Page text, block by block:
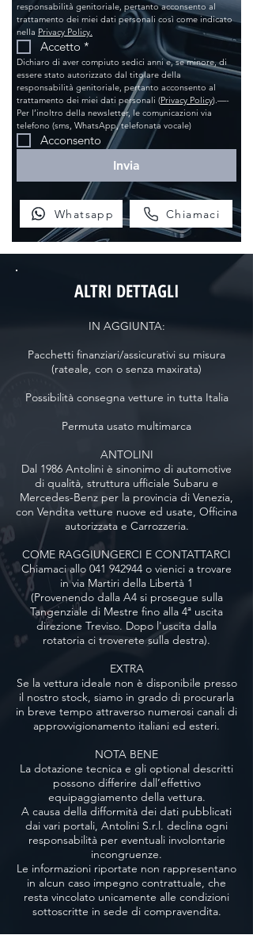
responsabilità genitoriale, pertanto acconsento al
trattamento dei miei dati personali così come indicato
nella Privacy Policy.
Accetto *
Dichiaro di aver compiuto sedici anni e, se minore, di
essere stato autorizzato dal titolare della
responsabilità genitoriale, pertanto acconsento al
trattamento dei miei dati personali (Privacy Policy).—-
Per l’inoltro della newsletter, le comunicazioni via
telefono (sms, WhatsApp, telefonata vocale)
Acconsento
Invia
Whatsapp Chiamaci
ALTRI DETTAGLI
IN AGGIUNTA:
Pacchetti finanziari/assicurativi su misura
(rateale, con o senza maxirata)
Possibilità consegna vetture in tutta Italia
Permuta usato multimarca
ANTOLINI
Dal 1986 Antolini è sinonimo di automotive
di qualità, struttura ufficiale Subaru e
Mercedes-Benz per la provincia di Venezia,
con Vendita vetture nuove ed usate, Officina
autorizzata e Carrozzeria.
COME RAGGIUNGERCI E CONTATTARCI
Chiamaci allo 041 942944 o vienici a trovare
in via Martiri della Libertà 1
(Provenendo dalla A4 si prosegue sulla
Tangenziale di Mestre fino alla 4ª uscita
direzione Treviso. Dopo l'uscita dalla
rotatoria ci troverete sulla destra).
EXTRA
Se la vettura ideale non è disponibile presso
il nostro stock, siamo in grado di procurarla
in breve tempo attraverso numerosi canali di
approvvigionamento italiani ed esteri.
NOTA BENE
La dotazione tecnica e gli optional descritti
possono differire dall’effettivo
equipaggiamento della vettura.
A causa della difformità dei dati pubblicati
dai vari portali, Antolini S.r.l. declina ogni
responsabilità per eventuali involontarie
incongruenze.
Le informazioni riportate non rappresentano
in alcun caso impegno contrattuale, che
resta vincolato unicamente alle condizioni
sottoscritte in sede di compravendita.